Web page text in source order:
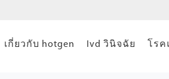
เกี่ยวกับ hotgen Ivd วินิจฉัย โร